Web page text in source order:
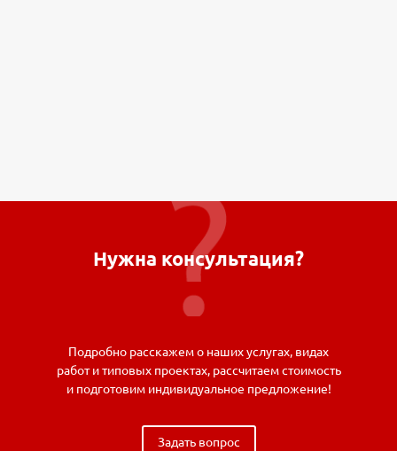
Нужна консультация?
Подробно расскажем о наших услугах, видах
работ и типовых проектах, рассчитаем стоимость
и подготовим индивидуальное предложение!
Задать вопрос